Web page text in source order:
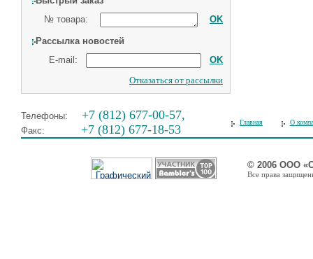
№ товара:
OK
Рассылка новостей
E-mail:
OK
Отказаться от рассылки
Телефоны: +7 (812) 677-00-57,
Факс: +7 (812) 677-18-53
Главная О
© 2006 ООО
Все права